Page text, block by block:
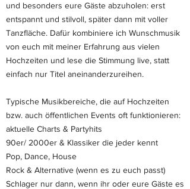
und besonders eure Gäste abzuholen: erst
entspannt und stilvoll, später dann mit voller
Tanzfläche. Dafür kombiniere ich Wunschmusik
von euch mit meiner Erfahrung aus vielen
Hochzeiten und lese die Stimmung live, statt
einfach nur Titel aneinanderzureihen.
Typische Musikbereiche, die auf Hochzeiten
bzw. auch öffentlichen Events oft funktionieren:
aktuelle Charts & Partyhits
90er/ 2000er & Klassiker die jeder kennt
Pop, Dance, House
Rock & Alternative (wenn es zu euch passt)
Schlager nur dann, wenn ihr oder eure Gäste es